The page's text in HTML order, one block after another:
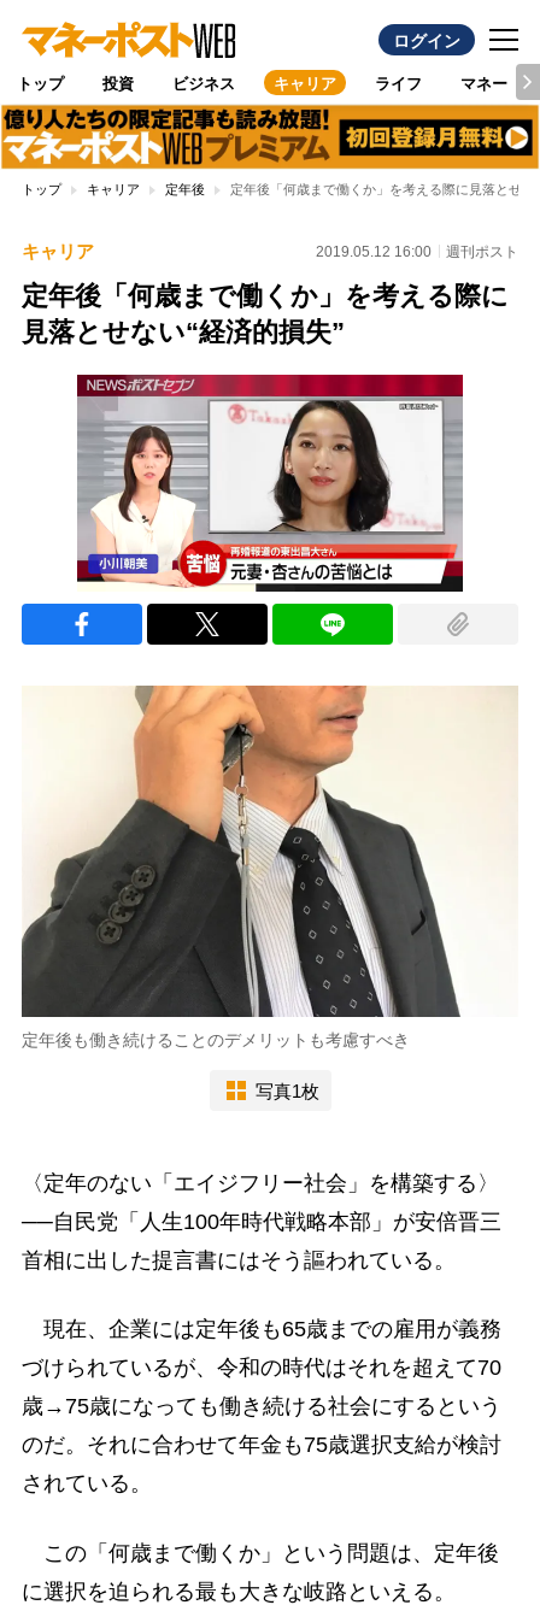
ログイン
トップ 投資 ビジネス キャリア ライフ マネー
トップ キャリア 定年後 定年後「何歳まで働くか」を考える際に見落とせな
キャリア 2019.05.12 16:00 週刊ポスト
定年後「何歳まで働くか」を考える際に
見落とせない“経済的損失”
定年後も働き続けることのデメリットも考慮すべき
写真1枚
〈定年のない「エイジフリー社会」を構築する〉
──自民党「人生100年時代戦略本部」が安倍晋三
首相に出した提言書にはそう謳われている。
現在、企業には定年後も65歳までの雇用が義務
づけられているが、令和の時代はそれを超えて70
歳→75歳になっても働き続ける社会にするという
のだ。それに合わせて年金も75歳選択支給が検討
されている。
この「何歳まで働くか」という問題は、定年後
に選択を迫られる最も大きな岐路といえる。